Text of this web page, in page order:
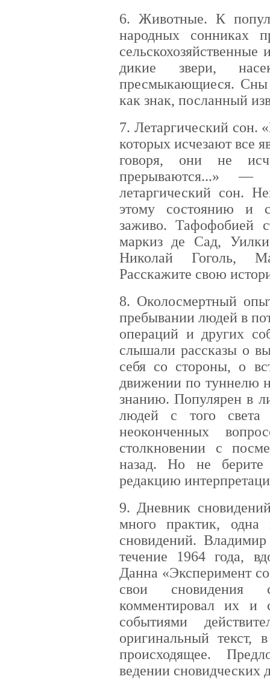
6. Животные. К
народных сонниках
дикие звери,
пресмыкающиеся. Сны
как знак, посланный
7. Летаргический сон.
которых исчезают все
говоря, они не
прерываются...»
летаргический сон.
этому состоянию и
заживо. Тафофобией
маркиз де Сад,
Николай Гоголь,
Расскажите свою
8. Околосмертный
пребывании людей в
операций и других
слышали рассказы о
себя со стороны, о
движении по туннелю
знанию. Популярен в
людей с того
неоконченных
столкновении с
назад. Но не
редакцию
9. Дневник
много практик,
сновидений.
течение 1964 года,
Данна «Эксперимент
свои сновидения
комментировал их и
событиями
оригинальный текст,
происходящее.
ведении сновидческих